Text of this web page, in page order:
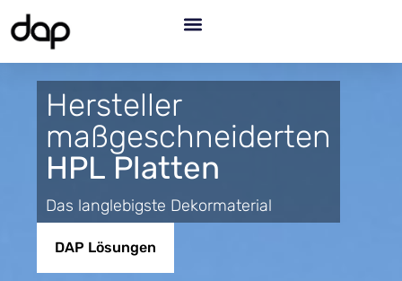
Hersteller
maßgeschneiderten
HPL Platten
Das langlebigste Dekormaterial
DAP Lösungen